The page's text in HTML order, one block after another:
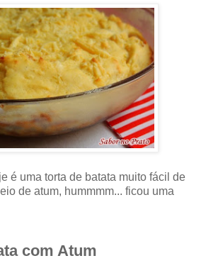
é uma torta de batata muito fácil de
de atum, hummmm... ficou uma
com Atum